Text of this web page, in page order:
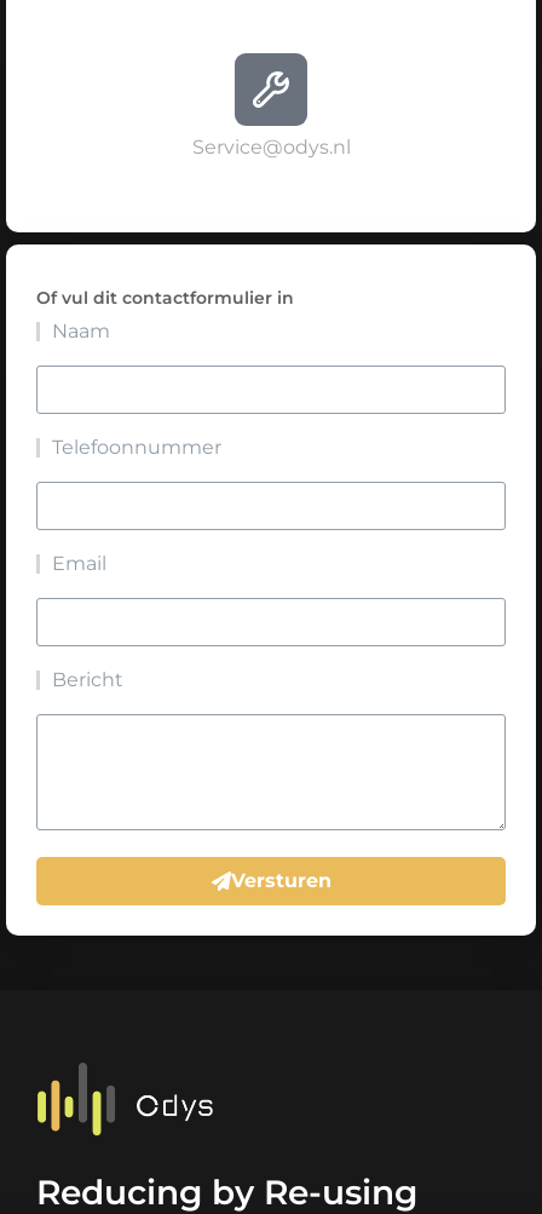
Service@odys.nl
Of vul dit contactformulier in
Naam
Telefoonnummer
Email
Bericht
Versturen
Reducing by Re-using